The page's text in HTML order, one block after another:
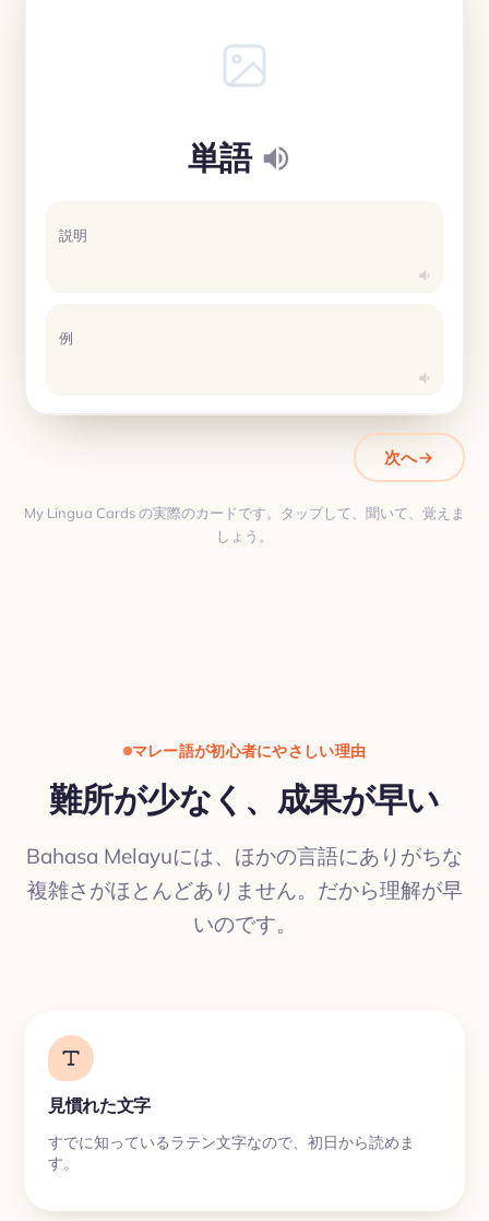
単語
説明
例
翻訳
次へ
My Lingua Cards の実際のカードです。タップして、聞いて、覚えま
しょう。
マレー語が初心者にやさしい理由
難所が少なく、成果が早い
Bahasa Melayuには、ほかの言語にありがちな
複雑さがほとんどありません。だから理解が早
いのです。
見慣れた文字
すでに知っているラテン文字なので、初日から読めま
す。